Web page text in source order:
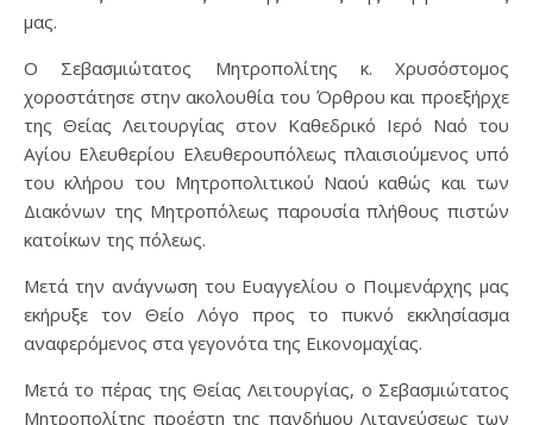
μας.
Ο Σεβασμιώτατος Μητροπολίτης κ. Χρυσόστομος
χοροστάτησε στην ακολουθία του Όρθρου και προεξήρχε
της Θείας Λειτουργίας στον Καθεδρικό Ιερό Ναό του
Αγίου Ελευθερίου Ελευθερουπόλεως πλαισιούμενος υπό
του κλήρου του Μητροπολιτικού Ναού καθώς και των
Διακόνων της Μητροπόλεως παρουσία πλήθους πιστών
κατοίκων της πόλεως.
Μετά την ανάγνωση του Ευαγγελίου ο Ποιμενάρχης μας
εκήρυξε τον Θείο Λόγο προς το πυκνό εκκλησίασμα
αναφερόμενος στα γεγονότα της Εικονομαχίας.
Μετά το πέρας της Θείας Λειτουργίας, ο Σεβασμιώτατος
Μητροπολίτης προέστη της πανδήμου Λιτανεύσεως των